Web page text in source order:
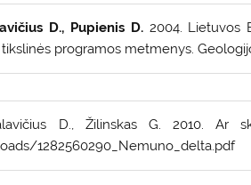
D., Pupienis D.2004. Lietuvos
programos metmenys.
D., Žilinskas G. 2010. Ar
1282560290_Nemuno_delta.pdf